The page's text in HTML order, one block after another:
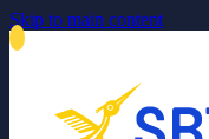
Skip to main content